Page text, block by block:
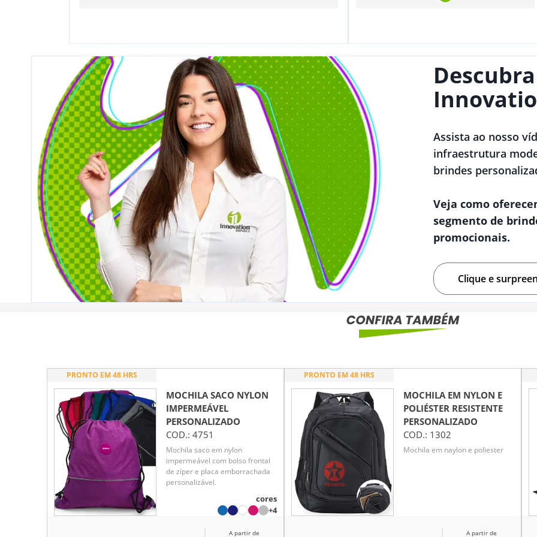
Assista ao nosso
infraestrutura
brindes
Veja como
segmento de
promocionais.
Clique e
PRONTO EM 48 HRS
MOCHILA SACO NYLON
IMPERMEÁVEL
PERSONALIZADO
COD.: 4751
Mochila saco em nylon
impermeável com bolso frontal
de zíper e placa emborrachada
personalizável.
cores
+4
A partir de
PRONTO EM 48 HRS
MOCHILA EM NYLON E
POLIÉSTER RESISTENTE
PERSONALIZADO
COD.: 1302
Mochila em naylon e poliester
A partir de